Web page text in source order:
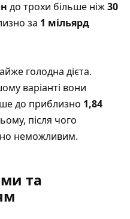
до трохи більше ніж30
за 1 мільярд
голодна дієта.
варіанті вони
до приблизно 1,84
після чого
неможливим.
та